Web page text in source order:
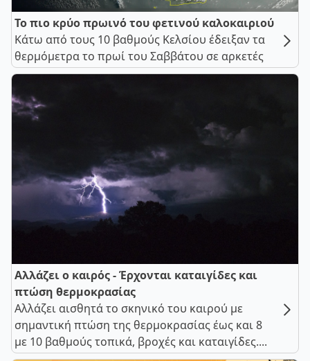
Το πιο κρύο πρωινό του φετινού καλοκαιριού
Κάτω από τους 10 βαθμούς Κελσίου έδειξαν τα
θερμόμετρα το πρωί του Σαββάτου σε αρκετές
Αλλάζει ο καιρός - Έρχονται καταιγίδες και
πτώση θερμοκρασίας
Αλλάζει αισθητά το σκηνικό του καιρού με
σημαντική πτώση της θερμοκρασίας έως και 8
με 10 βαθμούς τοπικά, βροχές και καταιγίδες....